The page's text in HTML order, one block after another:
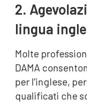
2.
lingua
Molte
DAMA
per l'inglese,
qualificati che